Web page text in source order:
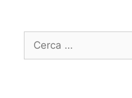
per: